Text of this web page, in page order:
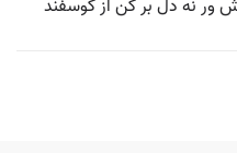
نه دل بر کن از گوسفند